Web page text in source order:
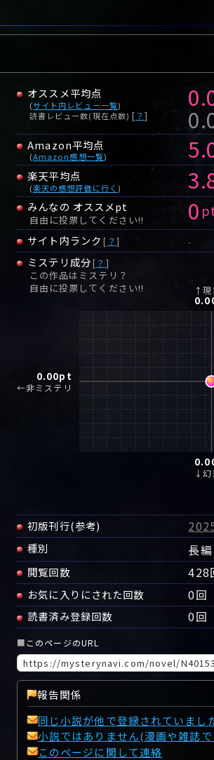
オススメ平均点
(サイト内レビュー一覧)
読書レビュー数(現在点数) [ ？ ]
Amazon平均点
(Amazon感想一覧)
楽天平均点
(楽天の感想評価に行く )
みんなの オススメpt
自由に投票してください!! 0
サイト内ランク [ ？ ] -
ミステリ成分[ ？ ]
この作品はミステリ？
自由に投票してください!!
↑現
0.00pt
←非ミステリ
↓幻
初版刊行(参考)
種別 長編
閲覧回数 428
お気に入りにされた回数 0回
読書済み登録回数 0回
■ このページのURL
報告関係
同じ小説が他で登録されていまし
小説ではありません(漫画や雑誌
このページに関して連絡